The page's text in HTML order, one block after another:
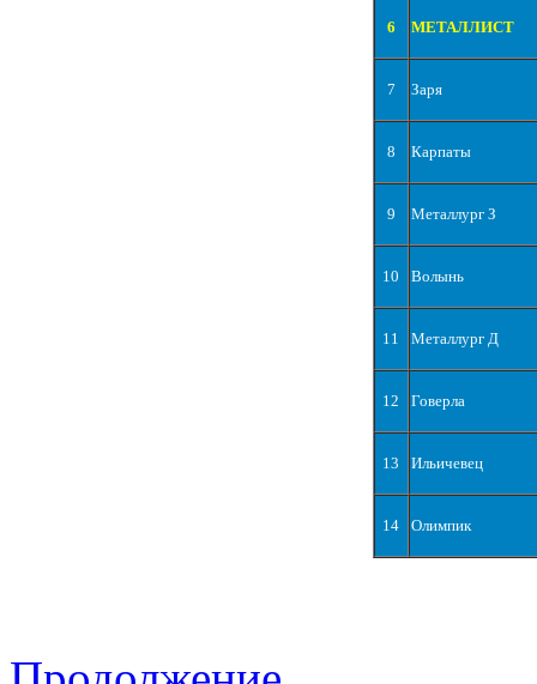
6 МЕТАЛЛИСТ
7 Заря
8 Карпаты
9 Металлург З
10 Волынь
11 Металлург Д
12 Говерла
13 Ильичевец
14 Олимпик